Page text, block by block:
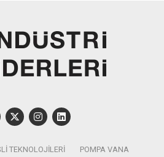
TEKNOLOJILERI POMPA VANA